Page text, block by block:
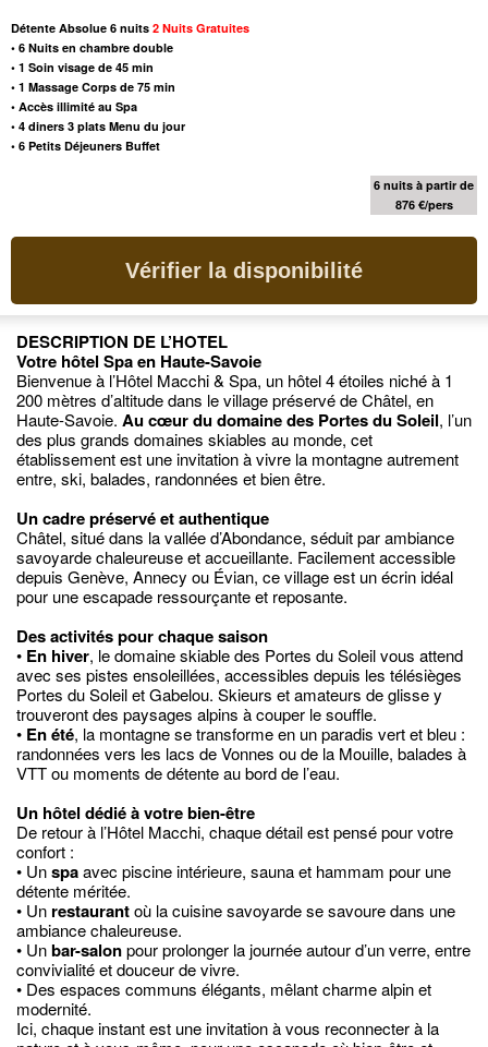
Détente Absolue 6 nuits 2 Nuits Gratuites
• 6 Nuits en chambre double
• 1 Soin visage de 45 min
• 1 Massage Corps de 75 min
• Accès illimité au Spa
• 4 diners 3 plats Menu du jour
• 6 Petits Déjeuners Buffet
6 nuits à partir de
876 €/pers
Vérifier la disponibilité
DESCRIPTION DE L’HOTEL
Votre hôtel Spa en Haute-Savoie
Bienvenue à l’Hôtel Macchi & Spa, un hôtel 4 étoiles niché à 1
200 mètres d’altitude dans le village préservé de Châtel, en
Haute-Savoie. Au cœur du domaine des Portes du Soleil, l’un
des plus grands domaines skiables au monde, cet
établissement est une invitation à vivre la montagne autrement
entre, ski, balades, randonnées et bien être.
Un cadre préservé et authentique
Châtel, situé dans la vallée d’Abondance, séduit par ambiance
savoyarde chaleureuse et accueillante. Facilement accessible
depuis Genève, Annecy ou Évian, ce village est un écrin idéal
pour une escapade ressourçante et reposante.
Des activités pour chaque saison
• En hiver, le domaine skiable des Portes du Soleil vous attend
avec ses pistes ensoleillées, accessibles depuis les télésièges
Portes du Soleil et Gabelou. Skieurs et amateurs de glisse y
trouveront des paysages alpins à couper le souffle.
• En été, la montagne se transforme en un paradis vert et bleu :
randonnées vers les lacs de Vonnes ou de la Mouille, balades à
VTT ou moments de détente au bord de l’eau.
Un hôtel dédié à votre bien-être
De retour à l’Hôtel Macchi, chaque détail est pensé pour votre
confort :
• Unspaavec piscine intérieure, sauna et hammam pour une
détente méritée.
• Un restaurantoù la cuisine savoyarde se savoure dans une
ambiance chaleureuse.
• Unbar-salonpour prolonger la journée autour d’un verre, entre
convivialité et douceur de vivre.
• Des espaces communs élégants, mêlant charme alpin et
modernité.
Ici, chaque instant est une invitation à vous reconnecter à la